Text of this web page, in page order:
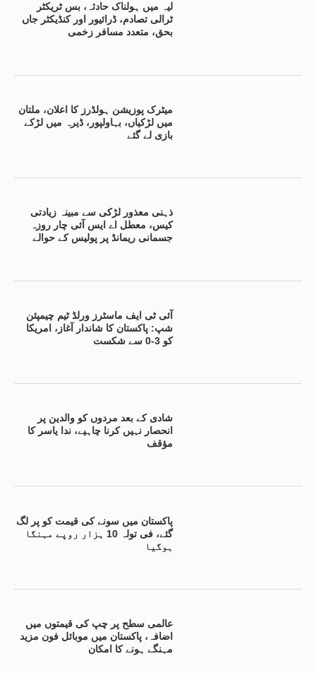
لیہ میں ہولناک حادثہ، بس ٹریکٹر
ٹرالی تصادم، ڈرائیور اور کنڈیکٹر جاں
بحق، متعدد مسافر زخمی
میٹرک پوزیشن ہولڈرز کا اعلان، ملتان
میں لڑکیاں، بہاولپور، ڈیرہ میں لڑکے
بازی لے گئے
ذہنی معذور لڑکی سے مبینہ زیادتی
کیس، معطل اے ایس آئی چار روزہ
جسمانی ریمانڈ پر پولیس کے حوالے
آئی ٹی ایف ماسٹرز ورلڈ ٹیم چیمپئن
شپ: پاکستان کا شاندار آغاز، امریکا
کو 3-0 سے شکست
شادی کے بعد مردوں کو والدین پر
انحصار نہیں کرنا چاہیے، ندا یاسر کا
مؤقف
پاکستان میں سونے کی قیمت کو پر لگ
گئے، فی تولہ 10 ہزار روپے مہنگا
ہوگیا
عالمی سطح پر چپ کی قیمتوں میں
اضافہ، پاکستان میں موبائل فون مزید
مہنگے ہونے کا امکان